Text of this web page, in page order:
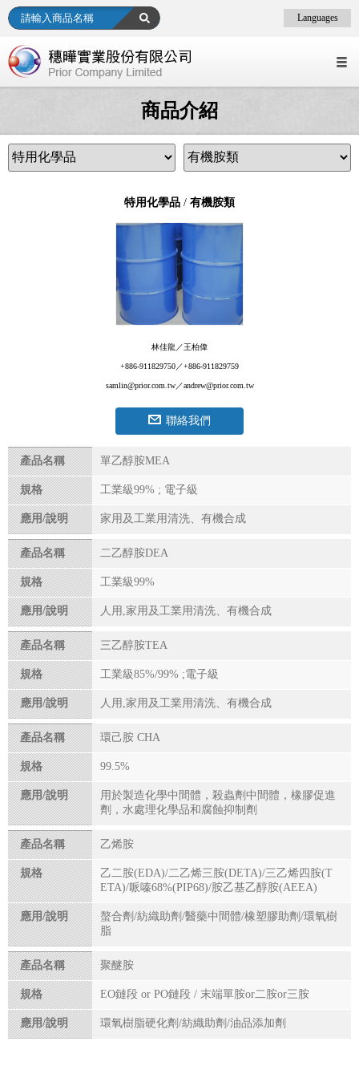
Languages
商品介紹
特用化學品 / 有機胺類
林佳龍／王柏偉
+886-911829750／+886-911829759
samlin@prior.com.tw／andrew@prior.com.tw
聯絡我們
產品名稱 單乙醇胺MEA
規格 工業級99% ; 電子級
應用/說明 家用及工業用清洗、有機合成
產品名稱 二乙醇胺DEA
規格 工業級99%
應用/說明 人用,家用及工業用清洗、有機合成
產品名稱 三乙醇胺TEA
規格 工業級85%/99% ;電子級
應用/說明 人用,家用及工業用清洗、有機合成
產品名稱 環己胺 CHA
規格 99.5%
應用/說明
用於製造化學中間體，殺蟲劑中間體，橡膠促進
劑，水處理化學品和腐蝕抑制劑
產品名稱 乙烯胺
規格
乙二胺(EDA)/二乙烯三胺(DETA)/三乙烯四胺(T
ETA)/哌嗪68%(PIP68)/胺乙基乙醇胺(AEEA)
應用/說明
螯合劑/紡織助劑/醫藥中間體/橡塑膠助劑/環氧樹
脂
產品名稱 聚醚胺
規格 EO鏈段 or PO鏈段 / 末端單胺or二胺or三胺
應用/說明 環氧樹脂硬化劑/紡織助劑/油品添加劑